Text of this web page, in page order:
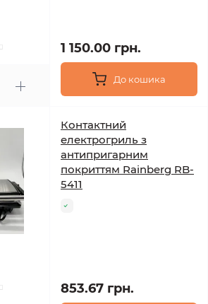
1 150.00 грн.
До кошика
Контактний
електрогриль з
антипригарним
покриттям Rainberg RB-
5411
853.67 грн.